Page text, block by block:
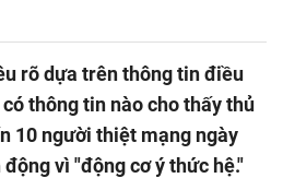
rõ dựa trên thông tin điều
thông tin nào cho thấy thủ
10 người thiệt mạng ngày
vì "động cơ ý thức hệ."